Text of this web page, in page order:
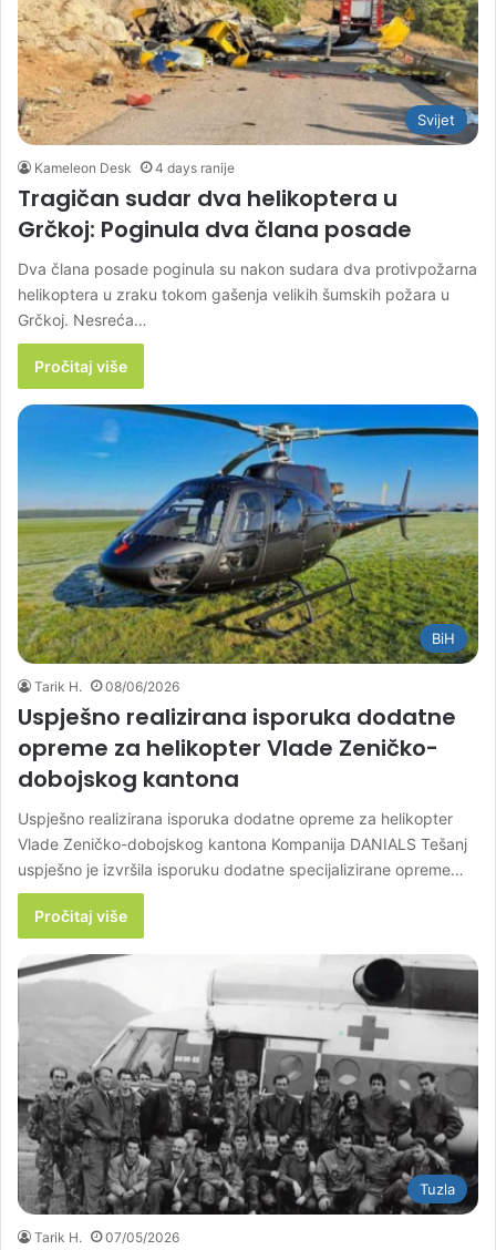
Svijet
Kameleon Desk 4 days ranije
Tragičan sudar dva helikoptera u
Grčkoj: Poginula dva člana posade
Dva člana posade poginula su nakon sudara dva protivpožarna
helikoptera u zraku tokom gašenja velikih šumskih požara u
Grčkoj. Nesreća…
Pročitaj više
BiH
Tarik H. 08/06/2026
Uspješno realizirana isporuka dodatne
opreme za helikopter Vlade Zeničko-
dobojskog kantona
Uspješno realizirana isporuka dodatne opreme za helikopter
Vlade Zeničko-dobojskog kantona Kompanija DANIALS Tešanj
uspješno je izvršila isporuku dodatne specijalizirane opreme…
Pročitaj više
Tuzla
Tarik H. 07/05/2026